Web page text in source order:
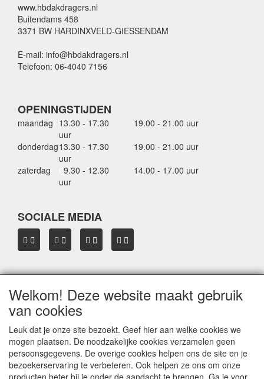
www.hbdakdragers.nl
Buitendams 458
3371 BW HARDINXVELD-GIESSENDAM
E-mail: info@hbdakdragers.nl
Telefoon: 06-4040 7156
OPENINGSTIJDEN
maandag 13.30 - 17.30
uur
19.00 - 21.00 uur
donderdag13.30 - 17.30
uur
19.00 - 21.00 uur
zaterdag
9.30 - 12.30
uur
14.00 - 17.00 uur
SOCIALE MEDIA
OVER HBDAKDRAGERS.NL
Dakkoffer verhuur Hardinxveld-Giessendam
Verkoop dakkoffers en skiboxen
Onze merken
Herroepingslink aanvragen
Welkom! Deze website maakt gebruik
van cookies
Leuk dat je onze site bezoekt. Geef hier aan welke cookies we
mogen plaatsen. De noodzakelijke cookies verzamelen geen
persoonsgegevens. De overige cookies helpen ons de site en je
bezoekerservaring te verbeteren. Ook helpen ze ons om onze
producten beter bij je onder de aandacht te brengen. Ga je voor